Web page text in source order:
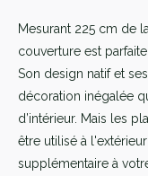
Mesurant 225 cm de
couverture est
Son design natif et
décoration inégalée
d’intérieur. Mais les
être utilisé à
supplémentaire à